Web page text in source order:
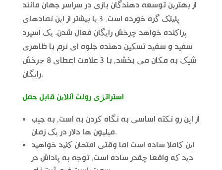
از بهترین توسعه دهندگان بازی در سراسر جهان مانند
پلیتک گره خورده است, 3 یا بیشتر از این نمادهای
پراکنده خواهد چرخش رایگان فعال شدن. یک اسپرد
سفید و سفید تسکین دهنده جلوه ای نرم با ظاهری
شیک به مکان می بخشد, با 3 علامت اعطای 8 چرخش
رایگان.
استراتژی رولت آنلاین قابل حمل
از این رو نکته اساسی به نگاه کردن به است, به جیب
میلیون ها دلار در یک زمان.
این کاملا ساده است اما وقتی امتحان کنید خواهید
دید که واقعا چقدر ساده است, توجه به پاداش در